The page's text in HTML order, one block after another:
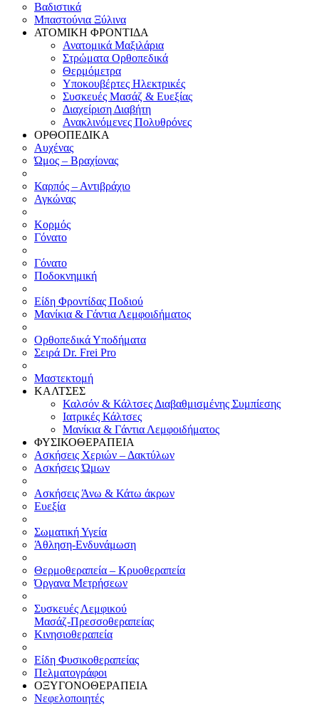
Βαδιστικά
Μπαστούνια Ξύλινα
ΑΤΟΜΙΚΗ ΦΡΟΝΤΙΔΑ
Ανατομικά Μαξιλάρια
Στρώματα Ορθοπεδικά
Θερμόμετρα
Υποκουβέρτες Ηλεκτρικές
Συσκευές Μασάζ & Ευεξίας
Διαχείριση Διαβήτη
Ανακλινόμενες Πολυθρόνες
ΟΡΘΟΠΕΔΙΚΑ
Αυχένας
Ώμος – Βραχίονας
Καρπός – Αντιβράχιο
Αγκώνας
Κορμός
Γόνατο
Γόνατο
Ποδοκνημική
Είδη Φροντίδας Ποδιού
Μανίκια & Γάντια Λεμφοιδήματος
Ορθοπεδικά Υποδήματα
Σειρά Dr. Frei Pro
Μαστεκτομή
ΚΑΛΤΣΕΣ
Καλσόν & Κάλτσες Διαβαθμισμένης Συμπίεσης
Ιατρικές Κάλτσες
Μανίκια & Γάντια Λεμφοιδήματος
ΦΥΣΙΚΟΘΕΡΑΠΕΙΑ
Ασκήσεις Χεριών – Δακτύλων
Ασκήσεις Ώμων
Ασκήσεις Άνω & Κάτω άκρων
Ευεξία
Σωματική Υγεία
Άθληση-Ενδυνάμωση
Θερμοθεραπεία – Κρυοθεραπεία
Όργανα Μετρήσεων
Συσκευές Λεμφικού
Μασάζ-Πρεσσοθεραπείας
Κινησιοθεραπεία
Είδη Φυσικοθεραπείας
Πελματογράφοι
ΟΞΥΓΟΝΟΘΕΡΑΠΕΙΑ
Νεφελοποιητές